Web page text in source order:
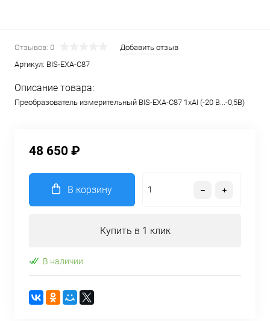
Отзывов: 0
Добавить отзыв
Артикул: BIS-EXA-C87
Описание товара:
Преобразователь измерительный BIS-EXA-C87 1хAI (-20 В...-0,5В)
48 650 ₽
В корзину
Купить в 1 клик
В наличии